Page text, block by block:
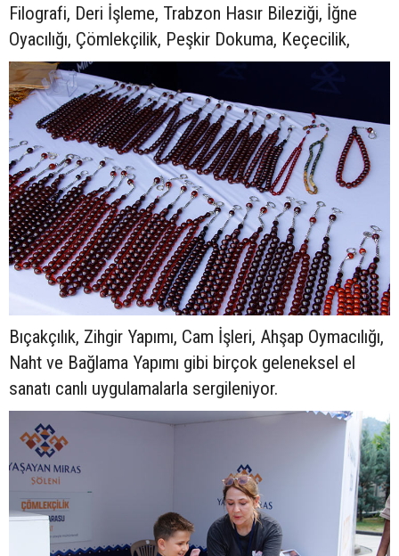
Filografi, Deri İşleme, Trabzon Hasır Bileziği, İğne
Oyacılığı, Çömlekçilik, Peşkir Dokuma, Keçecilik,
Bıçakçılık, Zihgir Yapımı, Cam İşleri, Ahşap Oymacılığı,
Naht ve Bağlama Yapımı gibi birçok geleneksel el
sanatı canlı uygulamalarla sergileniyor.